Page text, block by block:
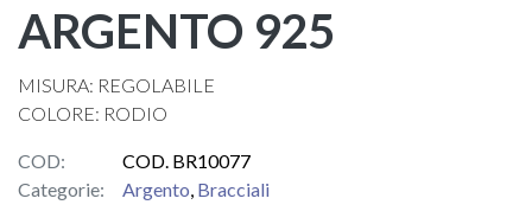
ARGENTO 925
MISURA: REGOLABILE
COLORE: RODIO
COD:
COD. BR10077
Categorie:
Argento, Bracciali